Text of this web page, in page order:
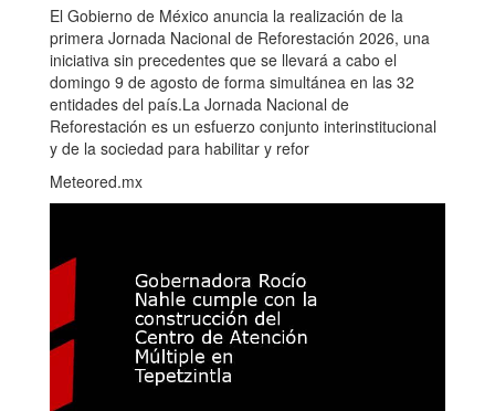
El Gobierno de México anuncia la realización de la
primera Jornada Nacional de Reforestación 2026, una
iniciativa sin precedentes que se llevará a cabo el
domingo 9 de agosto de forma simultánea en las 32
entidades del país.La Jornada Nacional de
Reforestación es un esfuerzo conjunto interinstitucional
y de la sociedad para habilitar y refor
Meteored.mx